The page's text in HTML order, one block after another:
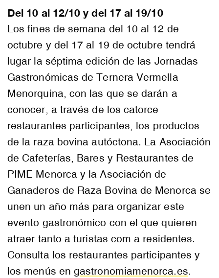
Del 10 al 12/10 y del 17 al 19/10
Los fines de semana del 10 al 12 de
octubre y del 17 al 19 de octubre tendrá
lugar la séptima edición de las Jornadas
Gastronómicas de Ternera Vermella
Menorquina, con las que se darán a
conocer, a través de los catorce
restaurantes participantes, los productos
de la raza bovina autóctona. La Asociación
de Cafeterías, Bares y Restaurantes de
PIME Menorca y la Asociación de
Ganaderos de Raza Bovina de Menorca se
unen un año más para organizar este
evento gastronómico con el que quieren
atraer tanto a turistas com a residentes.
Consulta los restaurantes participantes y
los menús engastronomiamenorca.es.